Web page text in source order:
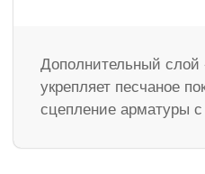
Дополнительный слой
укрепляет песчаное
сцепление арматуры